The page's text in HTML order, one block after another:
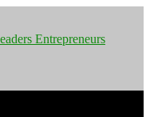
Pourquoi